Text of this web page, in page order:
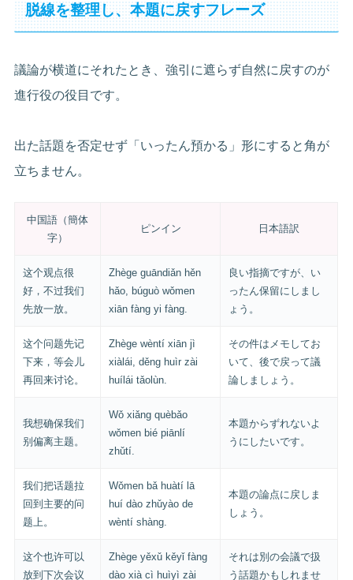
脱線を整理し、本題に戻すフレーズ
議論が横道にそれたとき、強引に遮らず自然に戻すのが
進行役の役目です。
出た話題を否定せず「いったん預かる」形にすると角が
立ちません。
中国語（簡体
字）
ピンイン 日本語訳
这个观点很
好，不过我们
先放一放。
Zhège guāndiǎn hěn
hǎo, búguò wǒmen
xiān fàng yi fàng.
良い指摘ですが、い
ったん保留にしまし
ょう。
这个问题先记
下来，等会儿
再回来讨论。
Zhège wèntí xiān jì
xiàlái, děng huìr zài
huílái tǎolùn.
その件はメモしてお
いて、後で戻って議
論しましょう。
我想确保我们
别偏离主题。
Wǒ xiǎng quèbǎo
wǒmen bié piānlí
zhǔtí.
本題からずれないよ
うにしたいです。
我们把话题拉
回到主要的问
题上。
Wǒmen bǎ huàtí lā
huí dào zhǔyào de
wèntí shàng.
本題の論点に戻しま
しょう。
这个也许可以
放到下次会议
Zhège yěxǔ kěyǐ fàng
dào xià cì huìyì zài
それは別の会議で扱
う話題かもしれませ